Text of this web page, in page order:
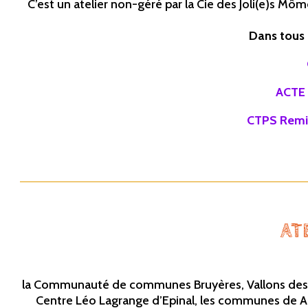
C’est un atelier non-géré par la Cie des Joli(e)s
Dans tous
ACTE
CTPS
la Communauté de communes Bruyères, Vallons
Centre Léo Lagrange d’Epinal, les communes